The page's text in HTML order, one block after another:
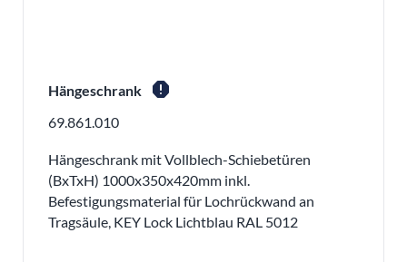
Hängeschrank report
69.861.010
Hängeschrank mit Vollblech-Schiebetüren
(BxTxH) 1000x350x420mm inkl.
Befestigungsmaterial für Lochrückwand an
Tragsäule, KEY Lock Lichtblau RAL 5012